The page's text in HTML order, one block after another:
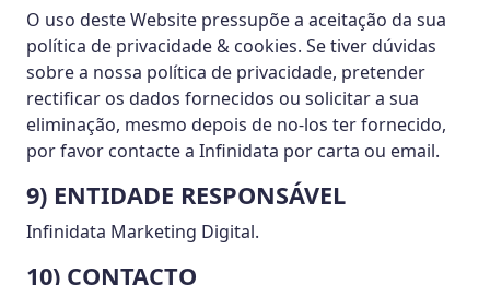
O uso deste Website pressupõe a aceitação da sua
política de privacidade & cookies. Se tiver dúvidas
sobre a nossa política de privacidade, pretender
rectificar os dados fornecidos ou solicitar a sua
eliminação, mesmo depois de no-los ter fornecido,
por favor contacte a Infinidata por carta ou email.
9) ENTIDADE RESPONSÁVEL
Infinidata Marketing Digital.
10) CONTACTO